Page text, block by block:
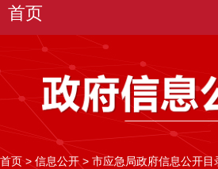
首页
首页> 信息公开 > 市应急局政府信息公开目